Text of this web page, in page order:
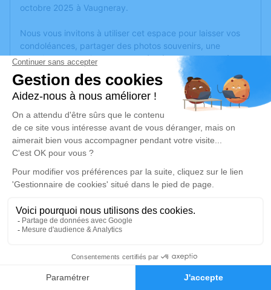
Faire-part Hommages
octobre 2025 à Vaugneray.
Nous vous invitons à utiliser cet espace pour laisser vos
condoléances, partager des photos souvenirs, une
anecdote ou exprimer vos pensées à travers des poèmes
ou des textes. Cet endroit est un lieu d'expression dédié à
honorer la mémoire de Jeannine CHAPELLE.
Un service de plantation d’arbre hommage estdisponible
jeudi 30 octobre 2025 à 11h00
PARC CIMETIERE COMMUNAUTAIRE D 161,
bd Université